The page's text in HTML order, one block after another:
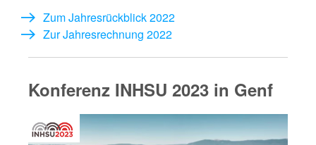
Zum Jahresrückblick 2022
Zur Jahresrechnung 2022
Konferenz INHSU 2023 in Genf